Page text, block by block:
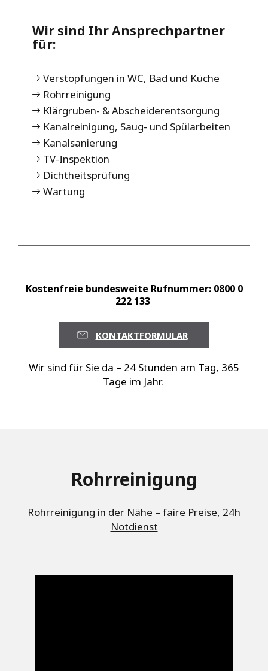
Wir sind Ihr Ansprechpartner
für:
​​Verstopfungen in WC, Bad und Küche
Rohrreinigung
Klärgruben- & Abscheiderentsorgung
Kanalreinigung, Saug- und Spülarbeiten
​Kanalsanierung
TV-Inspektion
Dichtheitsprüfung
Wartung
Kostenfreie bundesweite Rufnummer: 0800 0
222 133
KONTAKTFORMULAR
Wir sind für Sie da – 24 Stunden am Tag, 365
Tage im Jahr.
Rohrreinigung
Rohrreinigung in der Nähe – faire Preise, 24h
Notdienst